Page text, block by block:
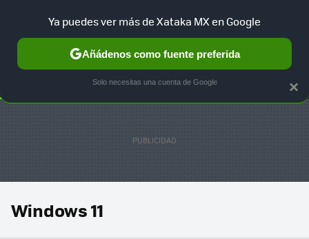
SELECCIÓN GAMING HOME AUTO TERRITORIO
Windows 11
×
Ya puedes ver más de Xataka MX en Google
Añádenos como fuente preferida
Solo necesitas una cuenta de Google